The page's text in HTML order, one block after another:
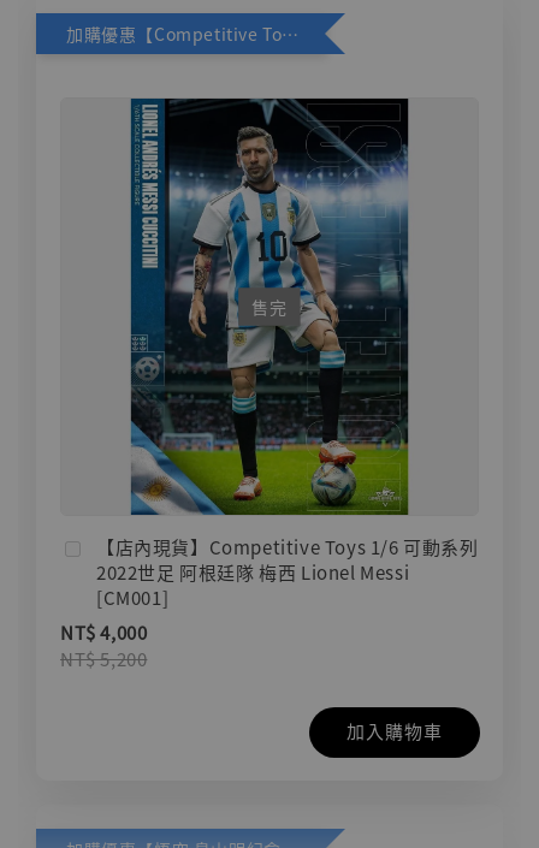
加購優惠【Competitive Toys 梅西 [CM001]】
售完
【店內現貨】Competitive Toys 1/6 可動系列
2022世足 阿根廷隊 梅西 Lionel Messi
[CM001]
NT$ 4,000
NT$ 5,200
加入購物車